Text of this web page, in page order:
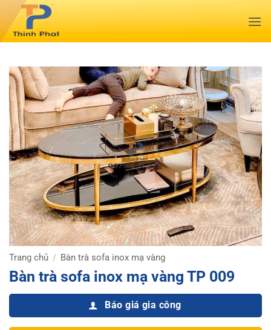
qua
nội
Trang chủ / Bàn trà sofa inox mạ vàng
Bàn trà sofa inox mạ vàng TP 009
Báo giá gia công